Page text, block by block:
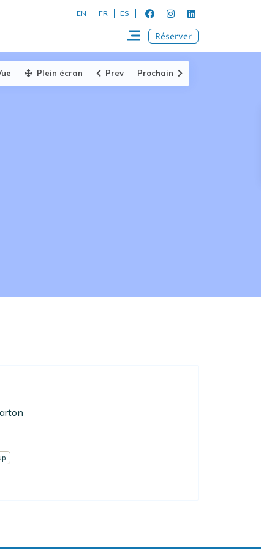
EN FR ES
Réserver
Plein écran Prev Prochain